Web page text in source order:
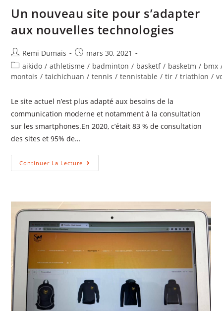
Un nouveau site pour s’adapter
aux nouvelles technologies
Remi Dumais
mars 30, 2021
aikido / athletisme / badminton / basketf / basketm / bmx
montois / taichichuan / tennis / tennistable / tir / triathlon /
Le site actuel n’est plus adapté aux besoins de la
communication moderne et notamment à la consultation
sur les smartphones.En 2020, c’était 83 % de consultation
des sites et 95% de…
Continuer La Lecture